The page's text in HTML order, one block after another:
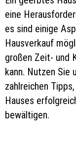
eine
es sind einige
Hausverkauf
großen Zeit- und
kann. Nutzen Sie
zahlreichen
Hauses
bewältigen.